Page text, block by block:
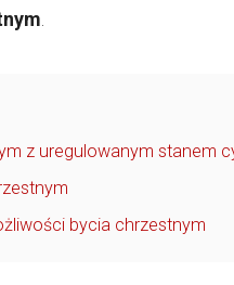
z uregulowanym stanem
bycia chrzestnym